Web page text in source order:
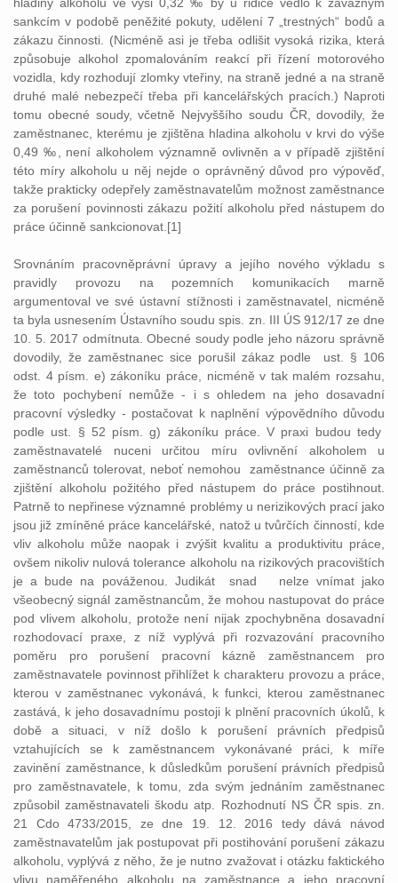
sankcím v podobě peněžité pokuty, udělení 7 „trestných“ bodů a
zákazu činnosti. (Nicméně asi je třeba odlišit vysoká rizika, která
způsobuje alkohol zpomalováním reakcí při řízení motorového
vozidla, kdy rozhodují zlomky vteřiny, na straně jedné a na straně
druhé malé nebezpečí třeba při kancelářských pracích.) Naproti
tomu obecné soudy, včetně Nejvyššího soudu ČR, dovodily, že
zaměstnanec, kterému je zjištěna hladina alkoholu v krvi do výše
0,49 ‰, není alkoholem významně ovlivněn a v případě zjištění
této míry alkoholu u něj nejde o oprávněný důvod pro výpověď,
takže prakticky odepřely zaměstnavatelům možnost zaměstnance
za porušení povinnosti zákazu požití alkoholu před nástupem do
práce účinně sankcionovat.[1]
Srovnáním pracovněprávní úpravy a jejího nového výkladu s
pravidly provozu na pozemních komunikacích marně
argumentoval ve své ústavní stížnosti i zaměstnavatel, nicméně
ta byla usnesením Ústavního soudu spis. zn. III ÚS 912/17 ze dne
10. 5. 2017 odmítnuta. Obecné soudy podle jeho názoru správně
dovodily, že zaměstnanec sice porušil zákaz podle ust. § 106
odst. 4 písm. e) zákoníku práce, nicméně v tak malém rozsahu,
že toto pochybení nemůže - i s ohledem na jeho dosavadní
pracovní výsledky - postačovat k naplnění výpovědního důvodu
podle ust. § 52 písm. g) zákoníku práce. V praxi budou tedy
zaměstnavatelé nuceni určitou míru ovlivnění alkoholem u
zaměstnanců tolerovat, neboť nemohou zaměstnance účinně za
zjištění alkoholu požitého před nástupem do práce postihnout.
Patrně to nepřinese významné problémy u nerizikových prací jako
jsou již zmíněné práce kancelářské, natož u tvůrčích činností, kde
vliv alkoholu může naopak i zvýšit kvalitu a produktivitu práce,
ovšem nikoliv nulová tolerance alkoholu na rizikových pracovištích
je a bude na pováženou. Judikát snad nelze vnímat jako
všeobecný signál zaměstnancům, že mohou nastupovat do práce
pod vlivem alkoholu, protože není nijak zpochybněna dosavadní
rozhodovací praxe, z níž vyplývá při rozvazování pracovního
poměru pro porušení pracovní kázně zaměstnancem pro
zaměstnavatele povinnost přihlížet k charakteru provozu a práce,
kterou v zaměstnanec vykonává, k funkci, kterou zaměstnanec
zastává, k jeho dosavadnímu postoji k plnění pracovních úkolů, k
době a situaci, v níž došlo k porušení právních předpisů
vztahujících se k zaměstnancem vykonávané práci, k míře
zavinění zaměstnance, k důsledkům porušení právních předpisů
pro zaměstnavatele, k tomu, zda svým jednáním zaměstnanec
způsobil zaměstnavateli škodu atp. Rozhodnutí NS ČR spis. zn.
21 Cdo 4733/2015, ze dne 19. 12. 2016 tedy dává návod
zaměstnavatelům jak postupovat při postihování porušení zákazu
alkoholu, vyplývá z něho, že je nutno zvažovat i otázku faktického
vlivu naměřeného alkoholu na zaměstnance a jeho pracovní